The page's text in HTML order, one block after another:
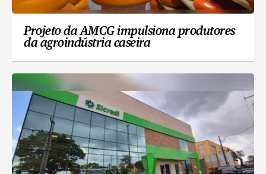
Projeto da AMCG impulsiona produtores
da agroindústria caseira